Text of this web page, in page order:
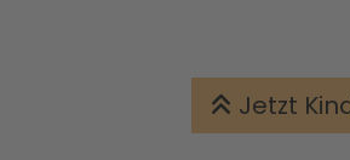
Jetzt